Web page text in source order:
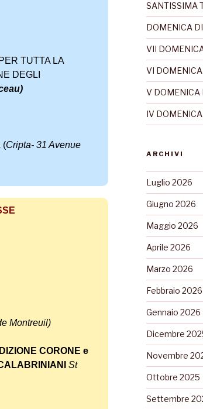
TUTTA LA
DEGLI
(Cripta- 31 Avenue
Montreuil)
CORONE e
St
SANTISSIMA
DOMENICA
VII
VI
V DOMENICA
IV
ARCHIVI
Luglio 2026
Giugno 2026
Maggio 2026
Aprile 2026
Marzo 2026
Febbraio 2026
Gennaio 2026
Dicembre
Novembre
Ottobre 2025
Settembre